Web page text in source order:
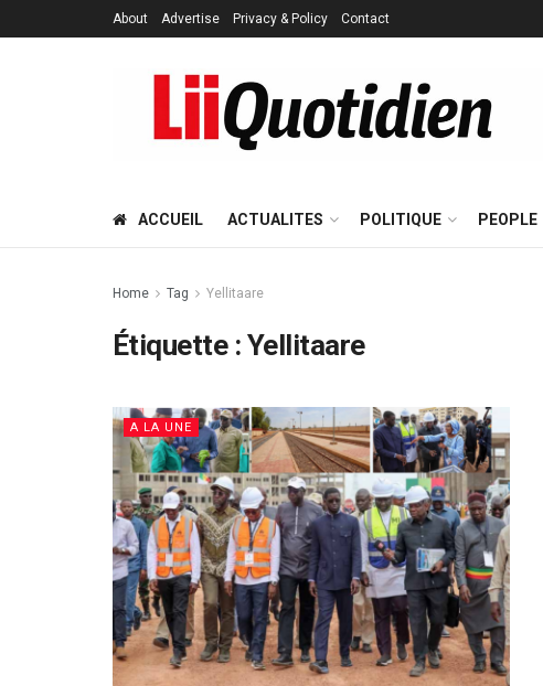
About Advertise Privacy & Policy Contact
ACCUEIL ACTUALITES POLITIQUE PEOPLE
Home Tag Yellitaare
Étiquette : Yellitaare
A LA UNE